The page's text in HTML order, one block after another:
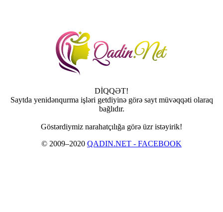
DİQQƏT!
Saytda yenidənqurma işləri getdiyinə görə sayt müvəqqəti olaraq
bağlıdır.
Göstərdiymiz narahatçılığa görə üzr istəyirik!
© 2009–2020 QADIN.NET - FACEBOOK